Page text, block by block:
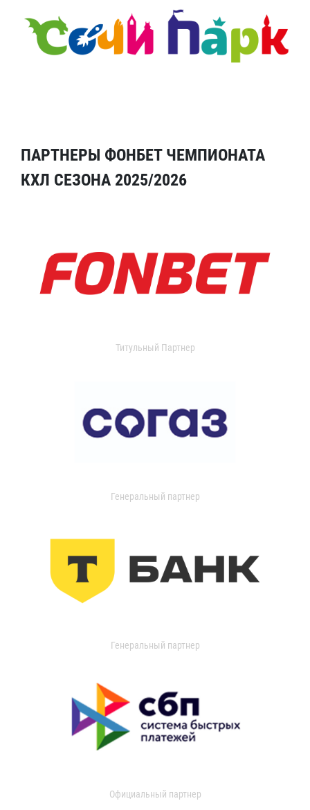
ПАРТНЕРЫ ФОНБЕТ ЧЕМПИОНАТА
КХЛ СЕЗОНА 2025/2026
Титульный Партнер
Генеральный партнер
Генеральный партнер
Официальный партнер